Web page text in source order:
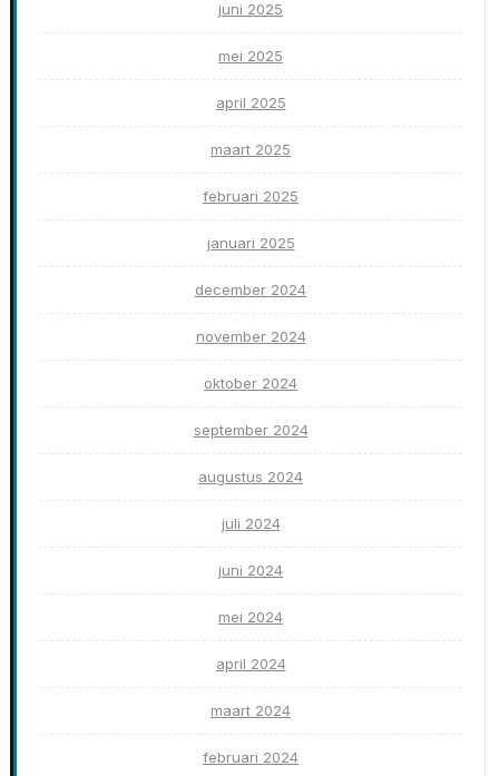
juni 2025
mei 2025
april 2025
maart 2025
februari 2025
januari 2025
december 2024
november 2024
oktober 2024
september 2024
augustus 2024
juli 2024
juni 2024
mei 2024
april 2024
maart 2024
februari 2024